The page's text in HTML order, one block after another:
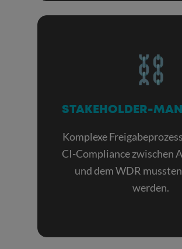
STAKEHOLDER-
Komplexe
CI-Compliance zwischen
und dem WDR
werden.